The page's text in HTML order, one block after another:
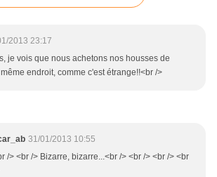
2013 23:17
je vois que nous achetons nos housses de
endroit, comme c'est étrange!!<br />
31/01/2013 10:55
/> <br /> Bizarre, bizarre...<br /> <br /> <br /> <br